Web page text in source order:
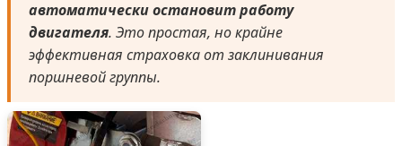
автоматически остановит работу
двигателя. Это простая, но крайне
эффективная страховка от заклинивания
поршневой группы.